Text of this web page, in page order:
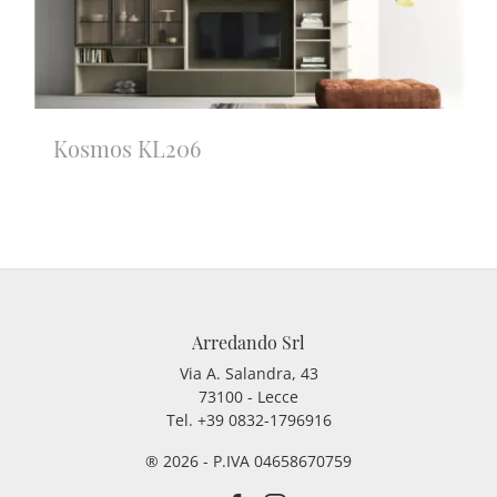
Kosmos KL206
Arredando Srl
Via A. Salandra, 43
73100 - Lecce
Tel. +39 0832-1796916
® 2026 - P.IVA 04658670759